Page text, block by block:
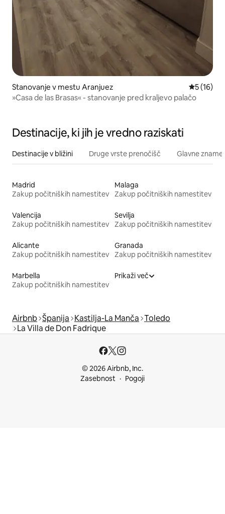
Stanovanje v mestu Aranjuez
5 (16)
»Casa de las Brasas« - stanovanje pred kraljevo palačo
Destinacije, ki jih je vredno raziskati
Destinacije v bližini Druge vrste prenočišč Glavne
Madrid
Zakup počitniških namestitev
Malaga
Zakup počitniških namestitev
Valencija
Zakup počitniških namestitev
Sevilja
Zakup počitniških namestitev
Alicante
Zakup počitniških namestitev
Granada
Zakup počitniških namestitev
Marbella
Zakup počitniških namestitev
Prikaži več
Airbnb Španija Kastilja-La Manča Toledo
La Villa de Don Fadrique
© 2026 Airbnb, Inc.
Zasebnost
Pogoji